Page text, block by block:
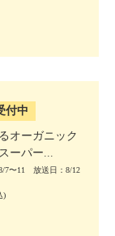
付中
オーガニック
ーパー...
7〜11 放送日：8/12
)